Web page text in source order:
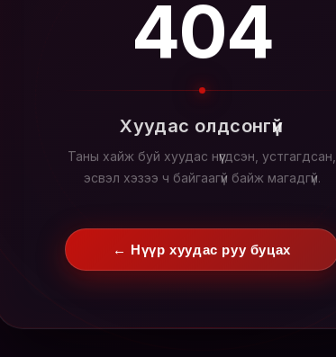
404
Хуудас олдсонгүй
Таны хайж буй хуудас нүүгдсэн, устгагдсан,
эсвэл хэзээ ч байгаагүй байж магадгүй.
← Нүүр хуудас руу буцах